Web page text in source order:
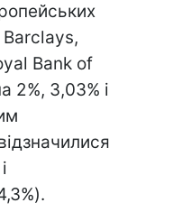
Barclays,
Bank of
2%, 3,03% і